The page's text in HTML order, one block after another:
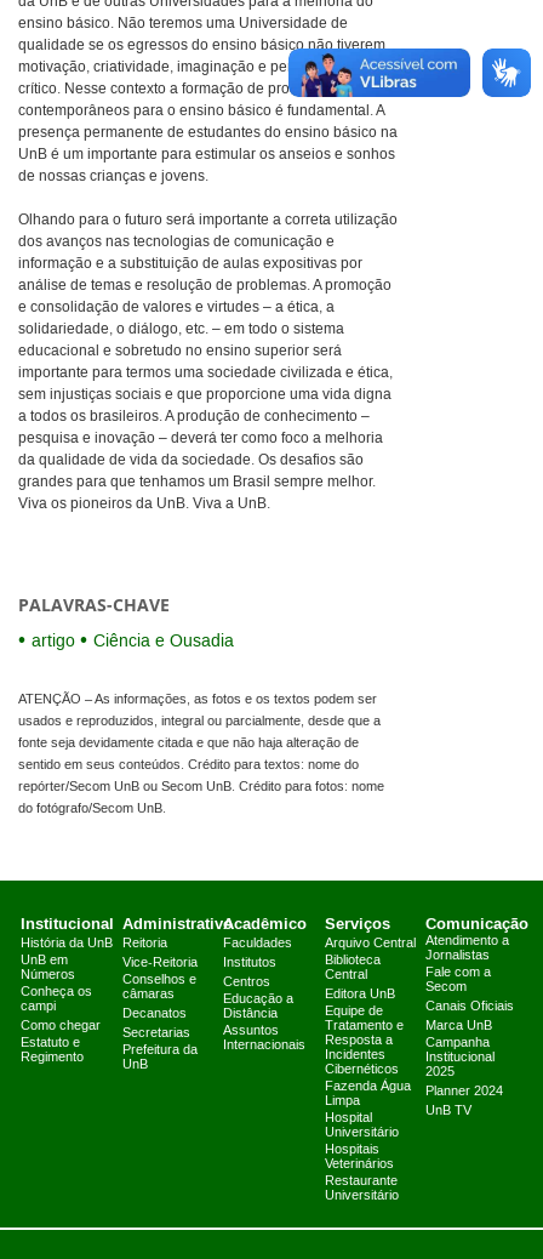
ensino básico. Não teremos uma Universidade de
qualidade se os egressos do ensino básico não tiverem
motivação, criatividade, imaginação e pensamento
crítico. Nesse contexto a formação de professores
contemporâneos para o ensino básico é fundamental. A
presença permanente de estudantes do ensino básico na
UnB é um importante para estimular os anseios e sonhos
de nossas crianças e jovens.
Olhando para o futuro será importante a correta utilização
dos avanços nas tecnologias de comunicação e
informação e a substituição de aulas expositivas por
análise de temas e resolução de problemas. A promoção
e consolidação de valores e virtudes – a ética, a
solidariedade, o diálogo, etc. – em todo o sistema
educacional e sobretudo no ensino superior será
importante para termos uma sociedade civilizada e ética,
sem injustiças sociais e que proporcione uma vida digna
a todos os brasileiros. A produção de conhecimento –
pesquisa e inovação – deverá ter como foco a melhoria
da qualidade de vida da sociedade. Os desafios são
grandes para que tenhamos um Brasil sempre melhor.
Viva os pioneiros da UnB. Viva a UnB.
PALAVRAS-CHAVE
artigo Ciência e Ousadia
ATENÇÃO – As informações, as fotos e os textos podem ser
usados e reproduzidos, integral ou parcialmente, desde que a
fonte seja devidamente citada e que não haja alteração de
sentido em seus conteúdos. Crédito para textos: nome do
repórter/Secom UnB ou Secom UnB. Crédito para fotos: nome
do fotógrafo/Secom UnB.
Institucional
História da UnB
UnB em
Números
Conheça os
campi
Como chegar
Estatuto e
Regimento
Administrativo
Reitoria
Vice-Reitoria
Conselhos e
câmaras
Decanatos
Secretarias
Prefeitura da
UnB
Acadêmico
Faculdades
Institutos
Centros
Educação a
Distância
Assuntos
Internacionais
Serviços
Arquivo Central
Biblioteca
Central
Editora UnB
Equipe de
Tratamento e
Resposta a
Incidentes
Cibernéticos
Fazenda Água
Limpa
Hospital
Universitário
Hospitais
Veterinários
Restaurante
Universitário
Comunicação
Atendimento a
Jornalistas
Fale com a
Secom
Canais Oficiais
Marca UnB
Campanha
Institucional
2025
Planner 2024
UnB TV